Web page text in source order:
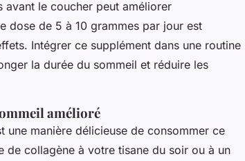
le coucher peut améliorer
dose de 5 à 10 grammes par jour est
Intégrer ce supplément dans une routine
la durée du sommeil et réduire les
amélioré
une manière délicieuse de consommer ce
de collagène à votre tisane du soir ou à un